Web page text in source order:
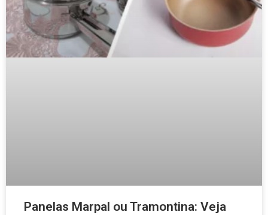
Panelas Marpal ou Tramontina: Veja